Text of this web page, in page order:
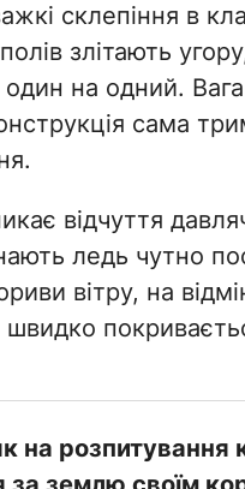
склепіння в
злітають
на одний.
сама
відчуття
ледь чутно
вітру, на
швидко
на розпитування